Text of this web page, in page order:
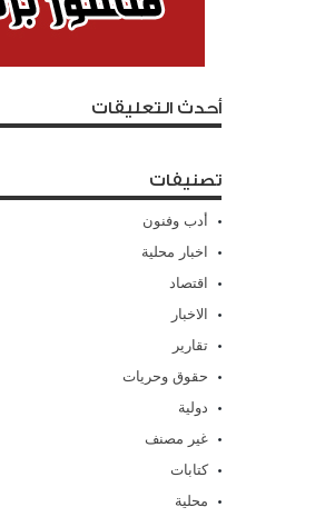
أحدث التعليقات
تصنيفات
أدب وفنون
اخبار محلية
اقتصاد
الاخبار
تقارير
حقوق وحريات
دولية
غير مصنف
كتابات
محلية